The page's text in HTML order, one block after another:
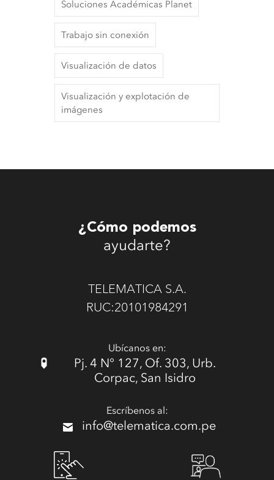
Soluciones Académicas Planet
Trabajo sin conexión
Visualización de datos
Visualización y explotación de
imágenes
¿Cómo podemos
ayudarte?
TELEMATICA S.A.
RUC:20101984291
Ubícanos en:
Pj. 4 N° 127, Of. 303, Urb.
Corpac, San Isidro
Escríbenos al:
info@telematica.com.pe